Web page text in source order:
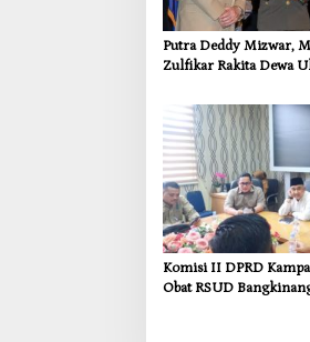
Putra Deddy Mizwar,
Zulfikar Rakita Dewa
Komisi II DPRD
Obat RSUD